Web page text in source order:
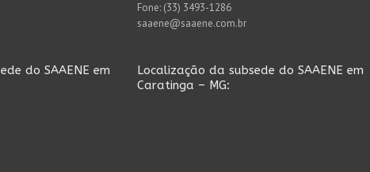
do SAAENE em
Fone: (33) 3493-1286
saaene@saaene.com.br
Localização da subsede do SAAENE em
Caratinga – MG: